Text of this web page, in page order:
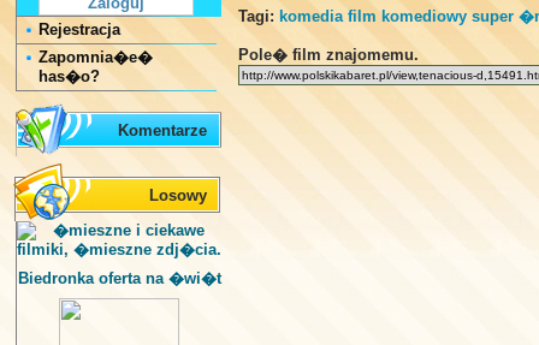
Rejestracja
Zapomnia�e�
has�o?
Komentarze
Losowy
Biedronka oferta na �wi�t
Tagi: komedia film komediowy super
Pole� film znajomemu.